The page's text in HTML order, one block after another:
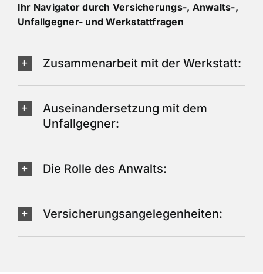
Ihr Navigator durch Versicherungs-, Anwalts-,
Unfallgegner- und Werkstattfragen
Zusammenarbeit mit der Werkstatt:
Auseinandersetzung mit dem
Unfallgegner:
Die Rolle des Anwalts:
Versicherungsangelegenheiten: